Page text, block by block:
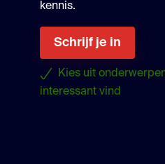
kennis.
Schrijf je in
Kies uit
interessant vind